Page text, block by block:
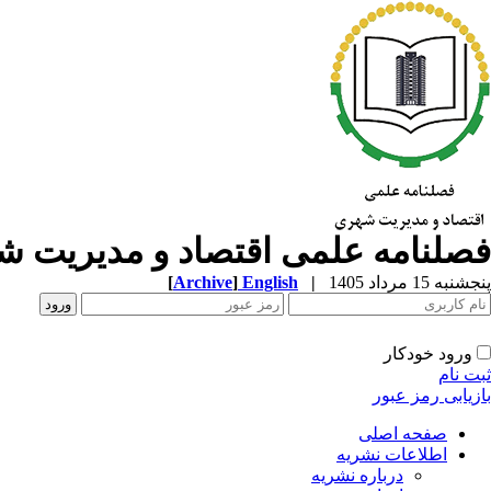
فصلنامه علمی اقتصاد و مدیریت
پنجشنبه 15 مرداد 1405 |
English
[Archive]
ورود خودکار
ثبت نام
بازیابی رمز عبور
صفحه اصلی
اطلاعات نشریه
درباره نشریه